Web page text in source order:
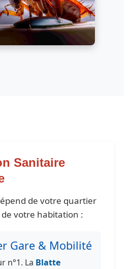
Sanitaire
de votre quartier
votre habitation :
Gare & Mobilité
n°1. La Blatte